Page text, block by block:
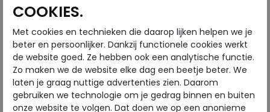
38 39 40
COOKIES.
Met cookies en technieken die daarop lijken helpen we je
beter en persoonlijker. Dankzij functionele cookies werkt
de website goed. Ze hebben ook een analytische functie.
Zo maken we de website elke dag een beetje beter. We
laten je graag nuttige advertenties zien. Daarom
gebruiken we technologie om je gedrag binnen en buiten
onze website te volgen. Dat doen we op een anonieme